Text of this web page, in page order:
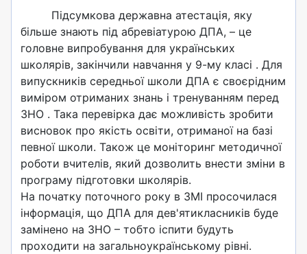
Підсумкова державна атестація, яку
більше знають під абревіатурою ДПА, – це
головне випробування для українських
школярів, закінчили навчання у 9-му класі . Для
випускників середньої школи ДПА є своєрідним
виміром отриманих знань і тренуванням перед
ЗНО . Така перевірка дає можливість зробити
висновок про якість освіти, отриманої на базі
певної школи. Також це моніторинг методичної
роботи вчителів, який дозволить внести зміни в
програму підготовки школярів.
На початку поточного року в ЗМІ просочилася
інформація, що ДПА для дев'ятикласників буде
замінено на ЗНО – тобто іспити будуть
проходити на загальноукраїнському рівні.